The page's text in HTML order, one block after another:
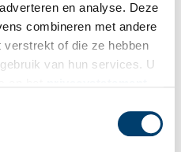
en analyse. Deze
combineren met andere
verstrekt of die ze hebben
van hun services. U